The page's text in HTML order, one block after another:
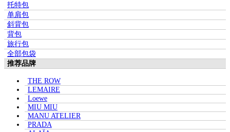
托特包
单肩包
斜背包
背包
旅行包
全部包袋
推荐品牌
THE ROW
LEMAIRE
Loewe
MIU MIU
MANU ATELIER
PRADA